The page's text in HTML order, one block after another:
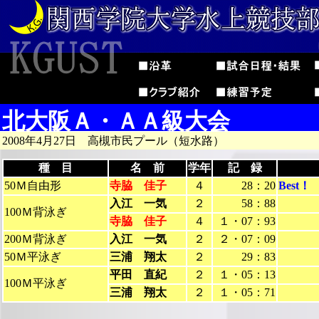
北大阪Ａ・ＡＡ級大会
2008年4月27日 高槻市民プール（短水路）
種 目 名 前 学年
記 録
50Ｍ自由形
寺脇 佳子 ４ 28：20 Best！
100Ｍ背泳ぎ
入江 一気 ２
58：88
寺脇 佳子
４
１・07：93
200Ｍ背泳ぎ
入江 一気 ２
２・07：09
50Ｍ平泳ぎ
三浦 翔太 ２ 29：83
100Ｍ平泳ぎ
平田 直紀 ２
１・05：13
三浦 翔太
２ １・05：71